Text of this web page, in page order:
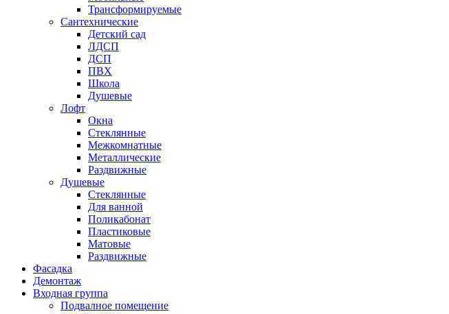
Трансформируемые
Сантехнические
Детский сад
ЛДСП
ДСП
ПВХ
Школа
Душевые
Лофт
Окна
Стеклянные
Межкомнатные
Металлические
Раздвижные
Душевые
Стеклянные
Для ванной
Поликабонат
Пластиковые
Матовые
Раздвижные
Фасадка
Демонтаж
Входная группа
Подвалное помещение